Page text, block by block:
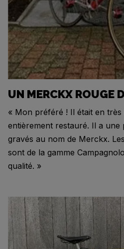
UN MERCKX ROUGE
« Mon préféré ! Il était en très
entièrement restauré. Il a
gravés au nom de Merckx.
sont de la gamme
qualité. »